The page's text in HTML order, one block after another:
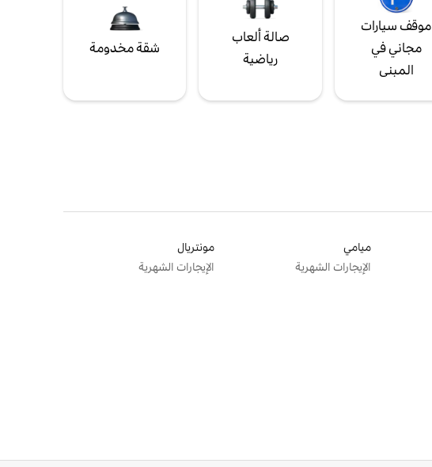
موقف سيارات
مجاني في
المبنى
صالة ألعاب
رياضية
شقة مخدومة
ميامي
الإيجارات الشهرية
مونتريال
الإيجارات الشهرية